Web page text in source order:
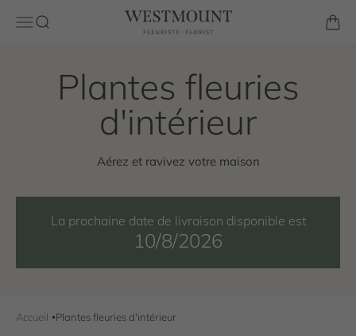
Ouvrir la navigation
Ouvrir la rechercheWestmount Florist Voir
Aérez et ravivez votre maison
La prochaine date de livraison disponible est
10/8/2026
Accueil Plantes fleuries d'intérieur